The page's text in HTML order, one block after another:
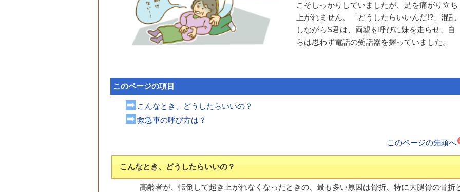
こそしっかりしていましたが、足を痛がり立ち
上がれません。「どうしたらいいんだ!?」混乱
しながらS君は、両親を呼びに妹を走らせ、自
らは思わず電話の受話器を握っていました。
このページの項目
こんなとき、どうしたらいいの？
救急車の呼び方は？
このページの先頭へ
こんなとき、どうしたらいいの？
高齢者が、転倒して起き上がれなくなったときの、最も多い原因は骨折、特に大腿骨の骨折